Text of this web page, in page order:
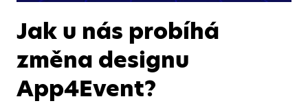
Jak u nás probíhá
změna designu
App4Event?